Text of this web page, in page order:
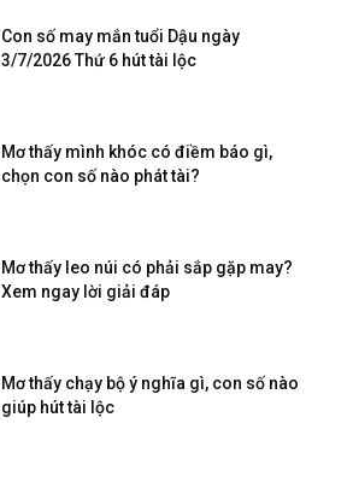
Con số may mắn tuổi Dậu ngày
3/7/2026 Thứ 6 hút tài lộc
Mơ thấy mình khóc có điềm báo gì,
chọn con số nào phát tài?
Mơ thấy leo núi có phải sắp gặp may?
Xem ngay lời giải đáp
Mơ thấy chạy bộ ý nghĩa gì, con số nào
giúp hút tài lộc